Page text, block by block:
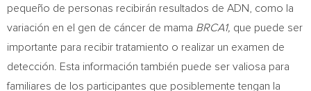
pequeño de personas recibirán resultados de ADN, como la
variación en el gen de cáncer de mama BRCA1, que puede ser
importante para recibir tratamiento o realizar un examen de
detección. Esta información también puede ser valiosa para
familiares de los participantes que posiblemente tengan la